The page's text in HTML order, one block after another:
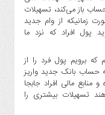
باز می‌کند، تسهیلات
زمانیکه از وام جدید
پول افراد که نزد ما
برویم پول فرد را از
حساب بانک جدید واریز
منابع مالی افراد جابجا
تسهیلات بیشتری را